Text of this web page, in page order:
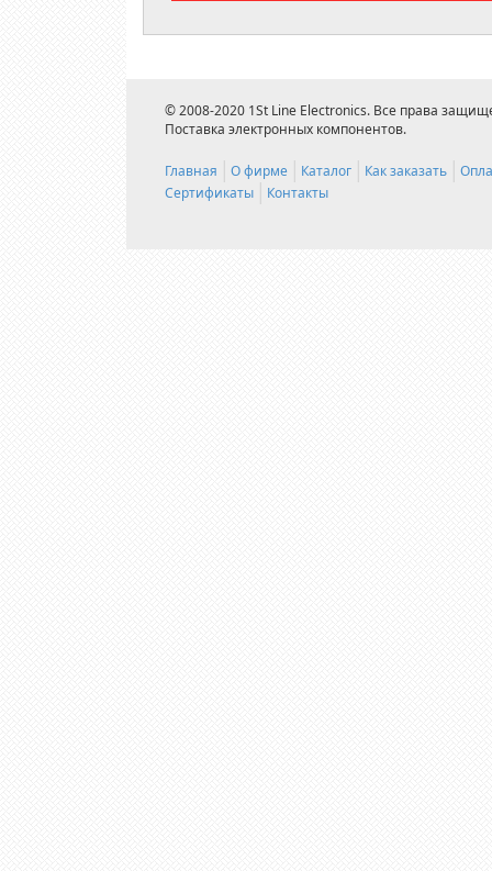
© 2008-2020 1St Line Electronics. Все права
Поставка электронных компонентов.
Главная О фирме Каталог Как заказать
Сертификаты
Контакты